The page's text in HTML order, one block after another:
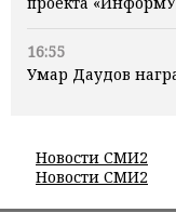
16:55
Умар Даудов
Новости СМИ2
Новости СМИ2